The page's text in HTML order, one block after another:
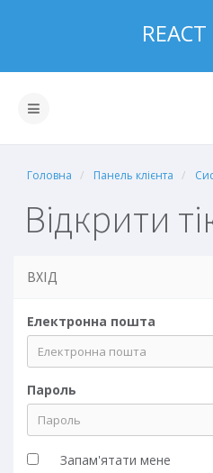
Головна Панель клієнта
Відкрити
ВХІД
Електронна пошта
Пароль
Запам'ятати мене